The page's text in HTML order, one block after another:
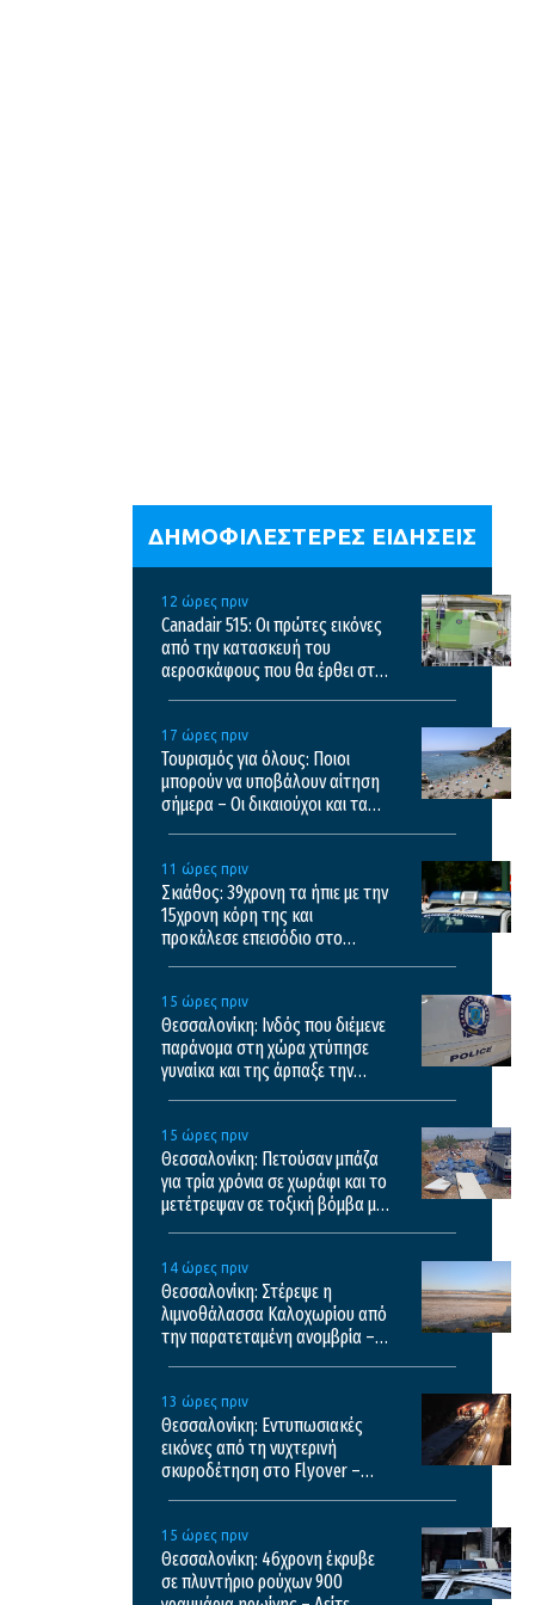
ΔΗΜΟΦΙΛΕΣΤΕΡΕΣ ΕΙΔΗΣΕΙΣ
12 ώρες πριν
Canadair 515: Οι πρώτες εικόνες
από την κατασκευή του
αεροσκάφους που θα έρθει στην
17 ώρες πριν
Τουρισμός για όλους: Ποιοι
μπορούν να υποβάλουν αίτηση
σήμερα – Οι δικαιούχοι και τα
11 ώρες πριν
Σκιάθος: 39χρονη τα ήπιε με την
15χρονη κόρη της και
προκάλεσε επεισόδιο στο
15 ώρες πριν
Θεσσαλονίκη: Ινδός που διέμενε
παράνομα στη χώρα χτύπησε
γυναίκα και της άρπαξε την
15 ώρες πριν
Θεσσαλονίκη: Πετούσαν μπάζα
για τρία χρόνια σε χωράφι και το
μετέτρεψαν σε τοξική βόμβα με
14 ώρες πριν
Θεσσαλονίκη: Στέρεψε η
λιμνοθάλασσα Καλοχωρίου από
την παρατεταμένη ανομβρία –
13 ώρες πριν
Θεσσαλονίκη: Εντυπωσιακές
εικόνες από τη νυχτερινή
σκυροδέτηση στο Flyover –
15 ώρες πριν
Θεσσαλονίκη: 46χρονη έκρυβε
σε πλυντήριο ρούχων 900